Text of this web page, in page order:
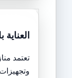
تعتمد